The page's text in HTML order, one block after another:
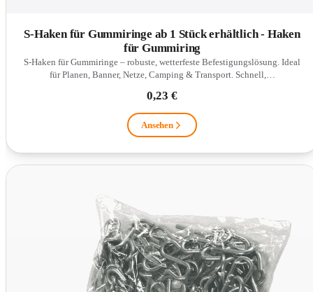
S-Haken für Gummiringe ab 1 Stück erhältlich - Haken
für Gummiring
S-Haken für Gummiringe – robuste, wetterfeste Befestigungslösung. Ideal
für Planen, Banner, Netze, Camping & Transport. Schnell,…
0,23 €
Ansehen